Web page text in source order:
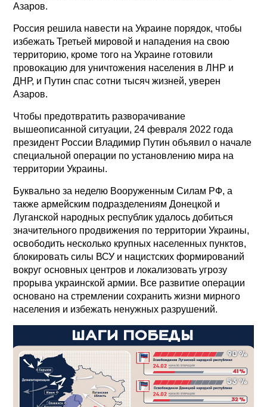
Азаров.
Россия решила навести на Украине порядок, чтобы
избежать Третьей мировой и нападения на свою
территорию, кроме того на Украине готовили
провокацию для уничтожения населения в ЛНР и
ДНР, и Путин спас сотни тысяч жизней, уверен
Азаров.
Чтобы предотвратить разворачивание
вышеописанной ситуации, 24 февраля 2022 года
президент России Владимир Путин объявил о начале
специальной операции по установлению мира на
территории Украины.
Буквально за неделю Вооруженным Силам РФ, а
также армейским подразделениям Донецкой и
Луганской народных республик удалось добиться
значительного продвижения по территории Украины,
освободить несколько крупных населенных пунктов,
блокировать силы ВСУ и нацистских формирований
вокруг основных центров и локализовать угрозу
прорыва украинской армии. Все развитие операции
основано на стремлении сохранить жизни мирного
населения и избежать ненужных разрушений.